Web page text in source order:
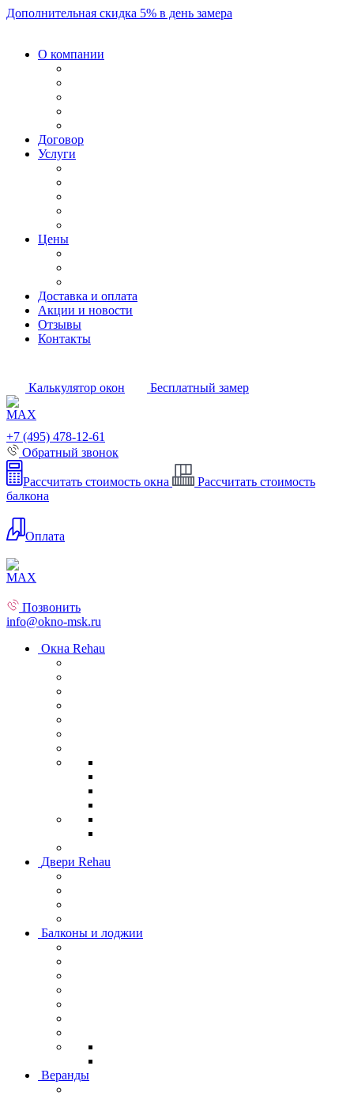
Дополнительная скидка 5% в день замера
О компании
Договор
Услуги
Цены
Доставка и оплата
Акции и новости
Отзывы
Контакты
Калькулятор окон Бесплатный замер
+7 (495) 478-12-61
Обратный звонок
Рассчитать стоимость окна
Рассчитать стоимость
балкона
Оплата
Позвонить
info@okno-msk.ru
Окна Rehau
Двери Rehau
Балконы и лоджии
Веранды